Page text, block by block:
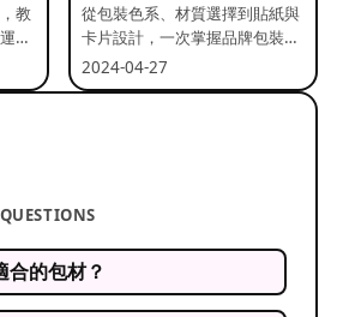
教
送
從包裝色系、材質選擇到貼紙與
卡片設計，一次掌握品牌包裝的
關鍵要素。
2024-04-27
合的包材？